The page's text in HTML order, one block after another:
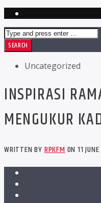
Uncategorized
INSPIRASI
MENGUKUR
WRITTEN BYRPKFMON 11